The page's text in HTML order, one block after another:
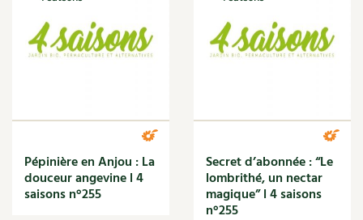
Autonomie
Enfants
Société et alternatives
Protéger la nature
Vivre l'écologie
Jardiner avec les enfants | RCF
La vie secrète du jardin
Le conseil "express" des 4 saisons
Les sons des poules
Pépinière en Anjou : La
douceur angevine l 4
saisons n°255
Secret d’abonnée : “Le
lombrithé, un nectar
magique” l 4 saisons
n°255